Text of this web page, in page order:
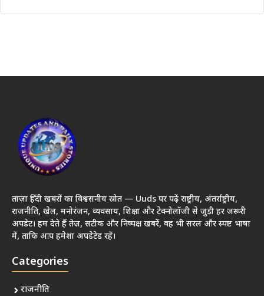
ताज़ा हिंदी खबरों का विश्वसनीय स्रोत — Uuds पर पढ़ें राष्ट्रीय, अंतर्राष्ट्रीय,
राजनीति, खेल, मनोरंजन, व्यवसाय, शिक्षा और टेक्नोलॉजी से जुड़ी हर जरूरी
अपडेट। हम देते हैं तेज़, सटीक और निष्पक्ष खबरें, वह भी सरल और स्पष्ट भाषा
में, ताकि आप हमेशा अपडेटेड रहें।
Categories
राजनीति